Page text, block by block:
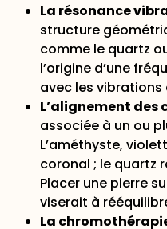
La résonance
structure
comme le quartz
l’origine d’une
avec les vibrations
L’alignement des
associée à un ou
L’améthyste,
coronal ; le quartz
Placer une pierre
viserait à
La